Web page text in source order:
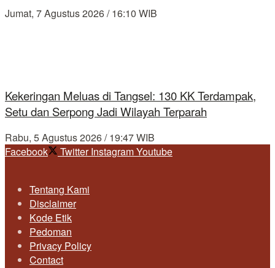
Jumat, 7 Agustus 2026 / 16:10 WIB
Kekeringan Meluas di Tangsel: 130 KK Terdampak,
Setu dan Serpong Jadi Wilayah Terparah
Rabu, 5 Agustus 2026 / 19:47 WIB
Facebook
Twitter InstagramYoutube
Tentang Kami
Disclaimer
Kode Etik
Pedoman
Privacy Policy
Contact